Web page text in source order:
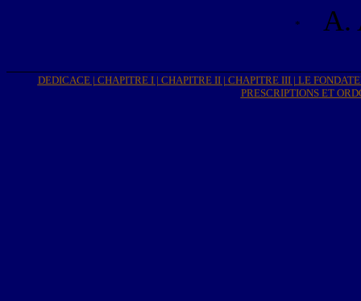
A.
DEDICACE| CHAPITRE I| CHAPITRE II| CHAPITRE III| LE
PRESCRIPTIONS ET